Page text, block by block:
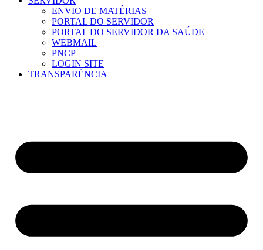
ENVIO DE MATÉRIAS
PORTAL DO SERVIDOR
PORTAL DO SERVIDOR DA SAÚDE
WEBMAIL
PNCP
LOGIN SITE
TRANSPARÊNCIA